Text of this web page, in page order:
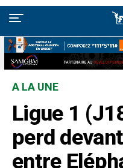
A LA UNE
Ligue 1
perd
entre